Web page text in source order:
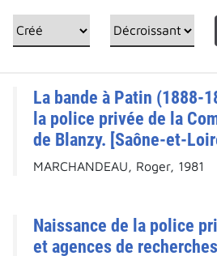
La bande à Patin (1888-
la police privée de la
de Blanzy. [Saône-et-
MARCHANDEAU, Roger, 1981
Naissance de la police
et agences de